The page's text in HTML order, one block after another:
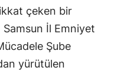
çeken bir
İl Emniyet
Şube
yürütülen